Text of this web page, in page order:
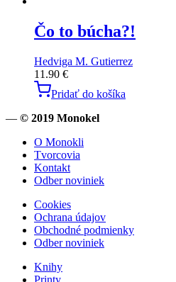
Čo to búcha?!
Hedviga M. Gutierrez
11.90 €
Pridať do košíka
— © 2019 Monokel
O Monokli
Tvorcovia
Kontakt
Odber noviniek
Cookies
Ochrana údajov
Obchodné podmienky
Odber noviniek
Knihy
Printy